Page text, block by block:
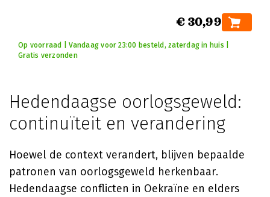
€ 30,99
Op voorraad | Vandaag voor 23:00 besteld, zaterdag in huis |
Gratis verzonden
Hedendaagse oorlogsgeweld:
continuïteit en verandering
Hoewel de context verandert, blijven bepaalde
patronen van oorlogsgeweld herkenbaar.
Hedendaagse conflicten in Oekraïne en elders